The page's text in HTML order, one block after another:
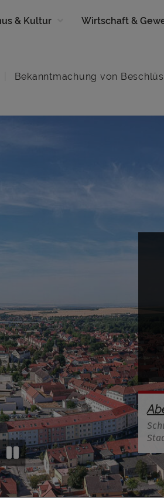
& Kultur Wirtschaft &
Bekanntmachung von